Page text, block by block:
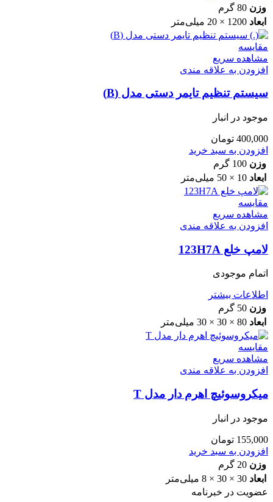
وزن 80 گرم
ابعاد 1200 × 20 میلی‌متر
مقایسه
مشاهده سریع
افزودن به علاقه مندی
سیستم تنظیم تایمر دستی مدل (B)
موجود در انبار
400,000 تومان
افزودن به سبد خرید
وزن 100 گرم
ابعاد 10 × 50 میلی‌متر
مقایسه
مشاهده سریع
افزودن به علاقه مندی
لامپ خلع 123H7A
اتمام موجودی
اطلاعات بیشتر
وزن 50 گرم
ابعاد 80 × 30 × 30 میلی‌متر
مقایسه
مشاهده سریع
افزودن به علاقه مندی
میکروسوئیچ اهرم دار مدل T
موجود در انبار
155,000 تومان
افزودن به سبد خرید
وزن 20 گرم
ابعاد 30 × 30 × 8 میلی‌متر
عضویت در خبرنامه